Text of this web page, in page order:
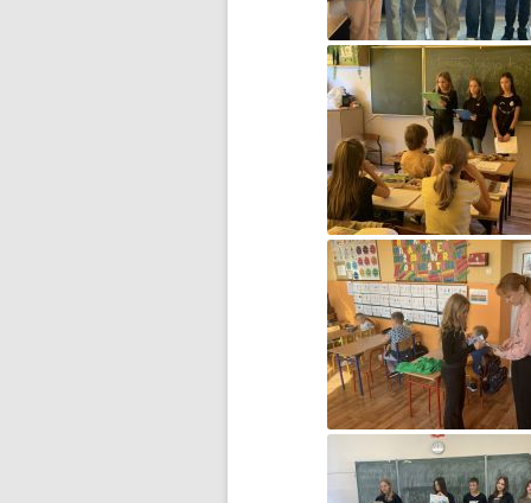
DZIEŃ KOTA
DZIEŃ MISIA
DZIEŃ MISIA PLUSZOWEGO
DZIEŃ OTWARTY
DZIEŃ PATRONA JUŻ ZA
NAMI…
DZIEŃ PATRONA SZKOŁY
DZIEŃ PATRONA SZKOŁY –
ZAPROSZENIE
DZIEŃ PLUSZOWEGO MISIA W
GRUPIE ZEROWEJ
EGZAMIN ÓSMOKLASISTY –